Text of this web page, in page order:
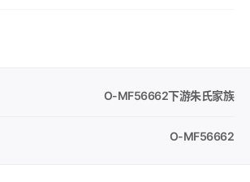
O-MF56662下游朱氏家族
O-MF56662